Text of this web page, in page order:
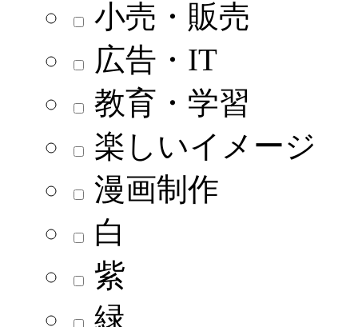
小売・販売
広告・IT
教育・学習
楽しいイメージ
漫画制作
白
紫
緑